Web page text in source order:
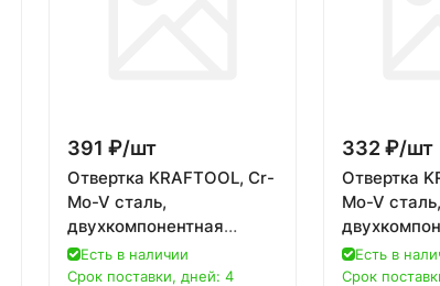
391 ₽/шт
Отвертка KRAFTOOL, Cr-
Mo-V сталь,
двухкомпонентная
противоскользящая
рукоятка, TORX Hole,
Есть в наличии
Срок поставки, дней: 4
332 ₽/шт
Отвертка
Mo-V сталь,
рукоятка,
Есть в
Срок